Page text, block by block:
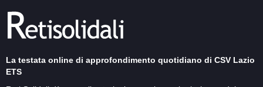
La testata online di approfondimento quotidiano di CSV Lazio
ETS